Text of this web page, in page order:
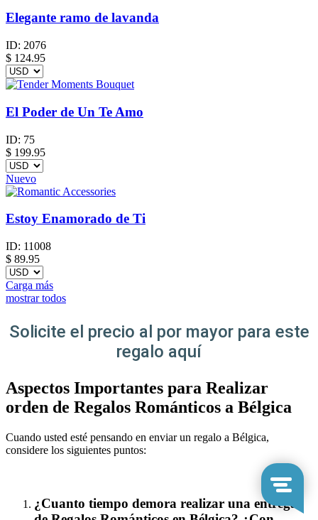
Elegante ramo de lavanda
ID: 2076
$ 124.95
El Poder de Un Te Amo
ID: 75
$ 199.95
Nuevo
Estoy Enamorado de Ti
ID: 11008
$ 89.95
Carga más
mostrar todos
Solicite el precio al por mayor para este
regalo aquí
Aspectos Importantes para Realizar
orden de Regalos Románticos a Bélgica
Cuando usted esté pensando en enviar un regalo a Bélgica,
considere los siguientes puntos:
¿Cuanto tiempo demora realizar una entrega